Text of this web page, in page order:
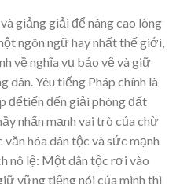
giảng giải để nâng cao lòng
ngôn ngữ hay nhất thế giới,
về nghĩa vụ bảo vệ và giữ
dân. Yêu tiếng Pháp chính là
đểtiến đến giải phóng đất
nhấn mạnh vai trò của chừ
hóa dân tộc và sức mạnh
nô lệ: Một dân tộc rơi vào
vững tiếng nói của mình thì